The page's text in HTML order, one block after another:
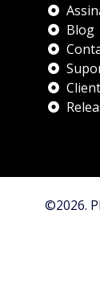
Blog
©2026.